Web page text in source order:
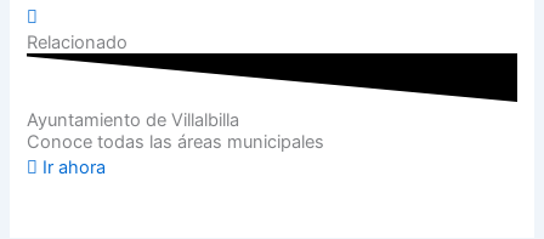
Relacionado
Ayuntamiento de Villalbilla
Conoce todas las áreas municipales
Ir ahora